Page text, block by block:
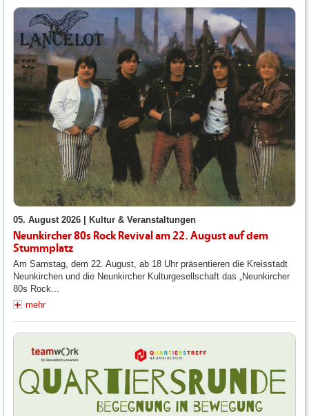
05. August 2026 | Kultur & Veranstaltungen
Neunkircher 80s Rock Revival am 22. August auf dem
Stummplatz
Am Samstag, dem 22. August, ab 18 Uhr präsentieren die Kreisstadt
Neunkirchen und die Neunkircher Kulturgesellschaft das „Neunkircher
80s Rock...
mehr